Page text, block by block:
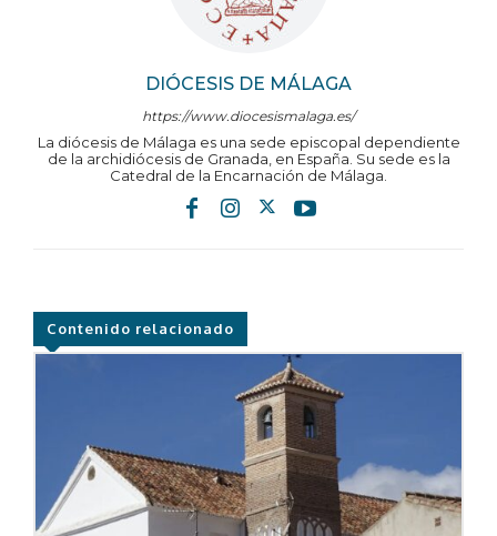
DIÓCESIS DE MÁLAGA
https://www.diocesismalaga.es/
La diócesis de Málaga es una sede episcopal dependiente
de la archidiócesis de Granada, en España. Su sede es la
Catedral de la Encarnación de Málaga.
Contenido relacionado